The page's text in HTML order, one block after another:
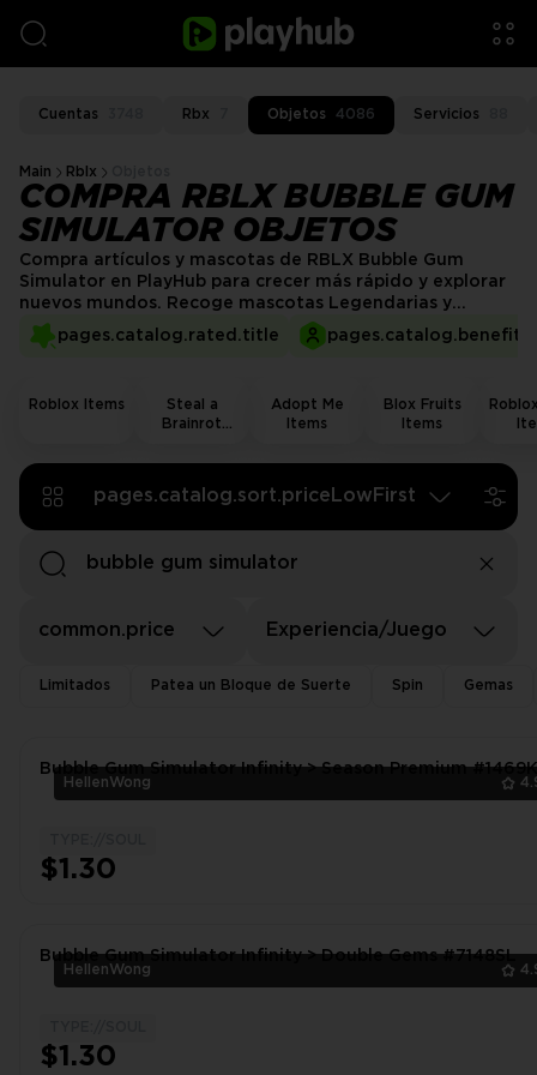
Cuentas Rbx Objetos 4086 Servicios
Main Rblx
COMPRA RBLX BUBBLE GUM
SIMULATOR OBJETOS
pages.catalog.rated.title
Compra artículos y mascotas de RBLX Bubble Gum
Simulator en PlayHub para crecer más rápido y explorar
nuevos mundos. Recoge mascotas Legendarias y
Secretas, exclusivas de eventos y potenciadores útiles
para farmear moneda más rápido. Vendedores
Roblox Items
Steal a
Brainrot
Adopt Me
Items
Blox Fruits
Items
pages.catalog.sort.priceLowFirst
common.price Experiencia/Juego
Limitados Patea un Bloque de Suerte Spin Gemas
HellenWong
Bubble Gum Simulator Infinity > Season Premium
$1.30
HellenWong
Bubble Gum Simulator Infinity > Double Gems #7148SL
$1.30